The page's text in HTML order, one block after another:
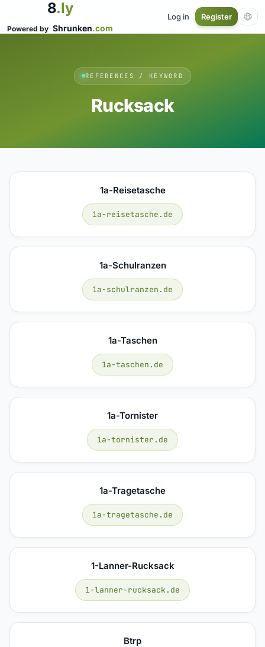
8.ly
Powered by Shrunken.com
Log in Register
REFERENCES / KEYWORD
Rucksack
1a-Reisetasche
1a-reisetasche.de
1a-Schulranzen
1a-schulranzen.de
1a-Taschen
1a-taschen.de
1a-Tornister
1a-tornister.de
1a-Tragetasche
1a-tragetasche.de
1-Lanner-Rucksack
1-lanner-rucksack.de
Btrp